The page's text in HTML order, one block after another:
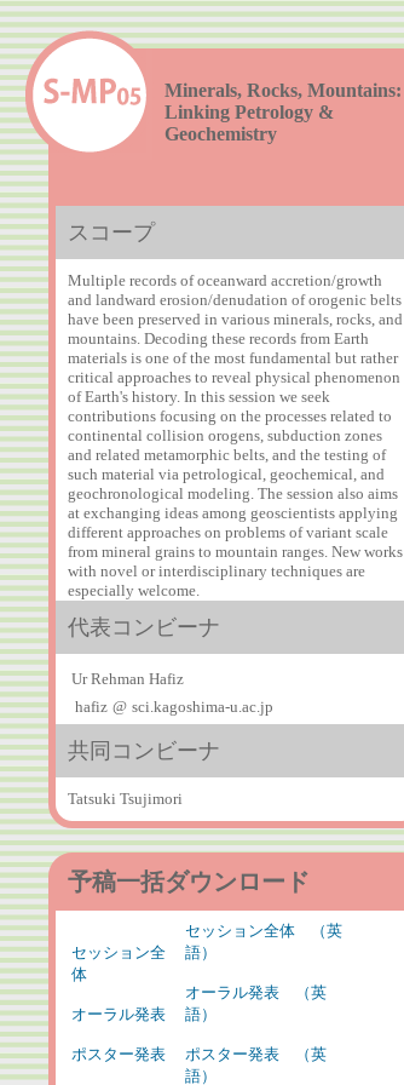
Minerals, Rocks, Mountains:
Linking Petrology &
Geochemistry
スコープ
Multiple records of oceanward accretion/growth
and landward erosion/denudation of orogenic belts
have been preserved in various minerals, rocks, and
mountains. Decoding these records from Earth
materials is one of the most fundamental but rather
critical approaches to reveal physical phenomenon
of Earth's history. In this session we seek
contributions focusing on the processes related to
continental collision orogens, subduction zones
and related metamorphic belts, and the testing of
such material via petrological, geochemical, and
geochronological modeling. The session also aims
at exchanging ideas among geoscientists applying
different approaches on problems of variant scale
from mineral grains to mountain ranges. New works
with novel or interdisciplinary techniques are
especially welcome.
代表コンビーナ
Ur Rehman Hafiz
hafiz @ sci.kagoshima-u.ac.jp
共同コンビーナ
Tatsuki Tsujimori
予稿一括ダウンロード
セッション全
体
オーラル発表
ポスター発表
セッション全体 （英
語）
オーラル発表 （英
語）
ポスター発表 （英
語）